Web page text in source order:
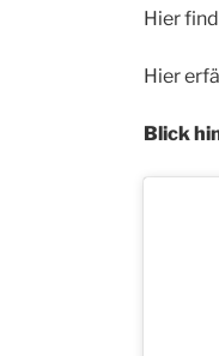
Hier
Hier
Blick